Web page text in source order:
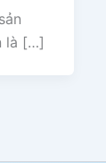
là […]